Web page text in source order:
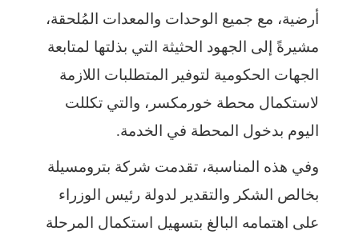
أرضية، مع جميع الوحدات والمعدات المُلحقة،
مشيرةً إلى الجهود الحثيثة التي بذلتها لمتابعة
الجهات الحكومية لتوفير المتطلبات اللازمة
لاستكمال محطة خورمكسر، والتي تكللت
اليوم بدخول المحطة في الخدمة.
وفي هذه المناسبة، تقدمت شركة بترومسيلة
بخالص الشكر والتقدير لدولة رئيس الوزراء
على اهتمامه البالغ بتسهيل استكمال المرحلة